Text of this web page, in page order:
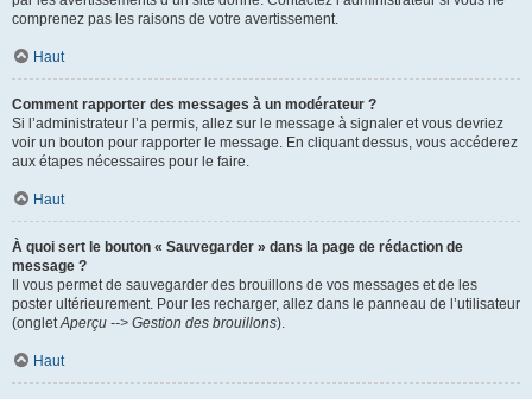
comprenez pas les raisons de votre avertissement.
Haut
Comment rapporter des messages à un modérateur ?
Si l’administrateur l’a permis, allez sur le message à signaler et vous devriez
voir un bouton pour rapporter le message. En cliquant dessus, vous accéderez
aux étapes nécessaires pour le faire.
Haut
À quoi sert le bouton « Sauvegarder » dans la page de rédaction de
message ?
Il vous permet de sauvegarder des brouillons de vos messages et de les
poster ultérieurement. Pour les recharger, allez dans le panneau de l’utilisateur
(ongletAperçu --> Gestion des brouillons).
Haut